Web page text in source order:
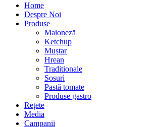
Home
Despre Noi
Produse
Maioneză
Ketchup
Muștar
Hrean
Traditionale
Sosuri
Pastă tomate
Produse gastro
Rețete
Media
Campanii